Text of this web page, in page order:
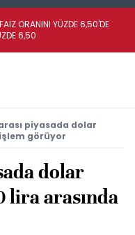
ORANINI YÜZDE 6,50'DE
6,50
piyasada dolar
işlem görüyor
dolar
lira arasında